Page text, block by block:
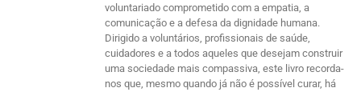
voluntariado comprometido com a empatia, a
comunicação e a defesa da dignidade humana.
Dirigido a voluntários, profissionais de saúde,
cuidadores e a todos aqueles que desejam construir
uma sociedade mais compassiva, este livro recorda-
nos que, mesmo quando já não é possível curar, há